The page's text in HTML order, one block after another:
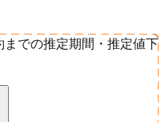
での推定期間・推定値下